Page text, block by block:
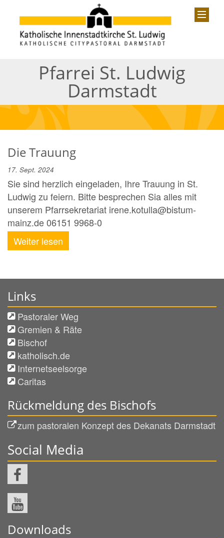
Pfarrei St. Ludwig
Darmstadt
Die Trauung
17. Sept. 2024
Sie sind herzlich eingeladen, Ihre Trauung in St.
Ludwig zu feiern. Bitte besprechen Sia alles mit
unserem Pfarrsekretariat irene.kotulla@bistum-
mainz.de 06151 9968-0
Weiter lesen
Links
Pastoraler Weg
Gremien & Räte
Bischof
katholisch.de
Internetseelsorge
Caritas
Rückmeldung des Bischofs
zum pastoralen Konzept des Dekanats Darmstadt
Social Media
Downloads